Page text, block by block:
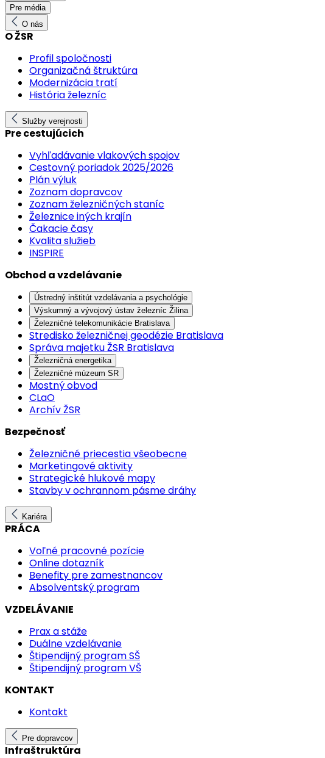
Pre média
O nás
O ŽSR
Profil spoločnosti
Organizačná štruktúra
Modernizácia tratí
História železníc
Služby verejnosti
Pre cestujúcich
Vyhľadávanie vlakových spojov
Cestovný poriadok 2025/2026
Plán výluk
Zoznam dopravcov
Zoznam železničných staníc
Železnice iných krajín
Čakacie časy
Kvalita služieb
INSPIRE
Obchod a vzdelávanie
Ústredný inštitút vzdelávania a psychológie
Výskumný a vývojový ústav železníc Žilina
Železničné telekomunikácie Bratislava
Stredisko železničnej geodézie Bratislava
Správa majetku ŽSR Bratislava
Železničná energetika
Železničné múzeum SR
Mostný obvod
CLaO
Archív ŽSR
Bezpečnosť
Železničné priecestia všeobecne
Marketingové aktivity
Strategické hlukové mapy
Stavby v ochrannom pásme dráhy
Kariéra
PRÁCA
Voľné pracovné pozície
Online dotazník
Benefity pre zamestnancov
Absolventský program
VZDELÁVANIE
Prax a stáže
Duálne vzdelávanie
Štipendijný program SŠ
Štipendijný program VŠ
KONTAKT
Kontakt
Pre dopravcov
Infraštruktúra